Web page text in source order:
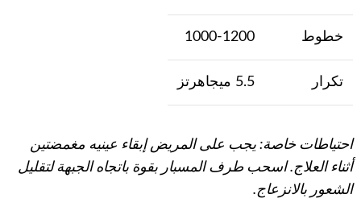
خطوط 1000-1200
تكرار 5.5 ميجاهرتز
احتياطات خاصة: يجب على المريض إبقاء عينيه مغمضتين
أثناء العلاج. اسحب طرف المسبار بقوة باتجاه الجبهة لتقليل
الشعور بالانزعاج.